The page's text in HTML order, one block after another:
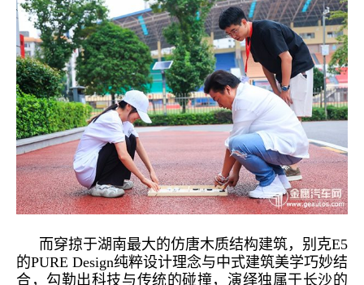
而穿掠于湖南最大的仿唐木质结构建筑，别克E5
的PURE Design纯粹设计理念与中式建筑美学巧妙结
合，勾勒出科技与传统的碰撞，演绎独属于长沙的